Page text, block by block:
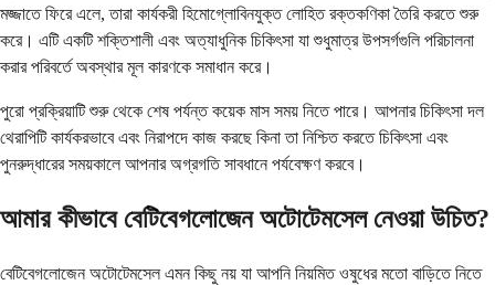
মজ্জাতে ফিরে এলে, তারা কার্যকরী হিমোগ্লোবিনযুক্ত লোহিত রক্তকণিকা তৈরি করতে শুরু
করে। এটি একটি শক্তিশালী এবং অত্যাধুনিক চিকিৎসা যা শুধুমাত্র উপসর্গগুলি পরিচালনা
করার পরিবর্তে অবস্থার মূল কারণকে সমাধান করে।
পুরো প্রক্রিয়াটি শুরু থেকে শেষ পর্যন্ত কয়েক মাস সময় নিতে পারে। আপনার চিকিৎসা দল
থেরাপিটি কার্যকরভাবে এবং নিরাপদে কাজ করছে কিনা তা নিশ্চিত করতে চিকিৎসা এবং
পুনরুদ্ধারের সময়কালে আপনার অগ্রগতি সাবধানে পর্যবেক্ষণ করবে।
আমার কীভাবে বেটিবেগলোজেন অটোটেমসেল নেওয়া উচিত?
বেটিবেগলোজেন অটোটেমসেল এমন কিছু নয় যা আপনি নিয়মিত ওষুধের মতো বাড়িতে নিতে